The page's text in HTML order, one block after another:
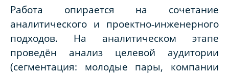
Работа опирается на сочетание
аналитического и проектно‑инженерного
подходов. На аналитическом этапе
проведён анализ целевой аудитории
(сегментация: молодые пары, компании